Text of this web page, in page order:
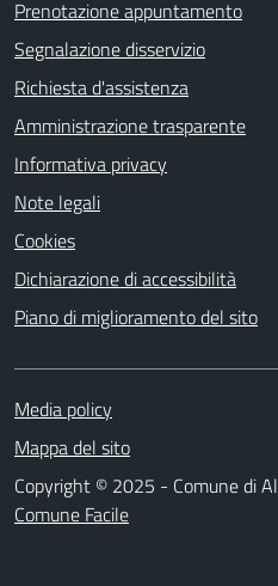
Prenotazione appuntamento
Segnalazione disservizio
Richiesta d'assistenza
Amministrazione trasparente
Informativa privacy
Note legali
Cookies
Dichiarazione di accessibilità
Piano di miglioramento del sito
Media policy
Mappa del sito
Copyright © 2025 - Comune di
Comune Facile